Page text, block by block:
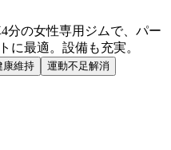
分の女性専用ジムで、パー
に最適。設備も充実。
康維持
運動不足解消